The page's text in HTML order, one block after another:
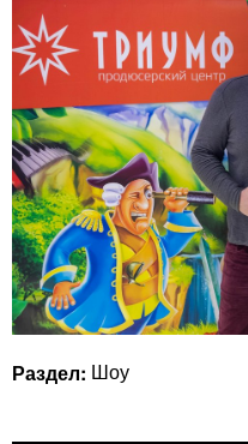
Раздел: Шоу